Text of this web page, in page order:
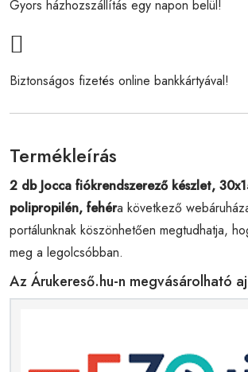
Gyors házhozszállítás egy napon belül!
Biztonságos fizetés online bankkártyával!
Termékleírás
2 db Jocca fiókrendszerező készlet,
polipropilén, fehéra következő
portálunknak köszönhetően megtudhatja,
meg a legolcsóbban.
Az Árukereső.hu-n megvásárolható